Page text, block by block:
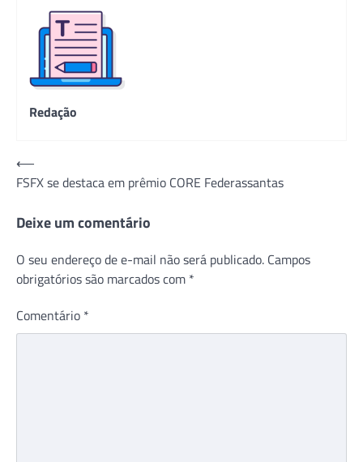
Redação
Navegação
de
Post
⟵
FSFX se destaca em prêmio CORE Federassantas
Deixe um comentário
O seu endereço de e-mail não será publicado. Campos
obrigatórios são marcados com *
Comentário *